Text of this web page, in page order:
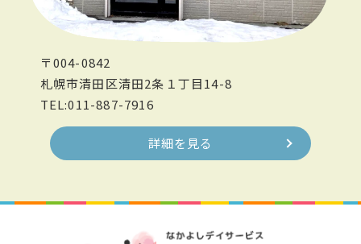
〒004-0842
札幌市清田区清田2条１丁目14-8
TEL:011-887-7916
詳細を見る